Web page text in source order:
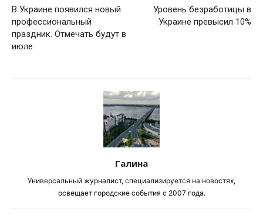
В Украине появился новый
профессиональный
праздник. Отмечать будут в
июле
Уровень безработицы в
Украине превысил 10%
Галина
Универсальный журналист, специализируется на новостях,
освещает городские события с 2007 года.